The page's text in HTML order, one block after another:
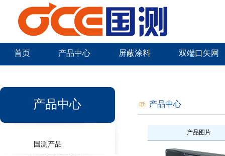
首页 产品中心 屏蔽涂料 双端口矢网
产品中心
国测产品
产品中心
产品图片